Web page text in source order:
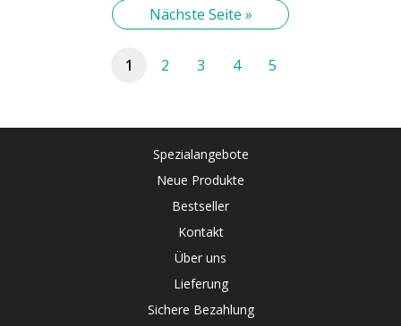
Nächste Seite »
1 2 3 4 5
Spezialangebote
Neue Produkte
Bestseller
Kontakt
Über uns
Lieferung
Sichere Bezahlung